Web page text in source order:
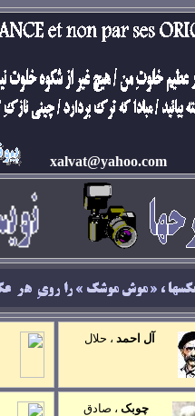
xalvat@yahoo.com
آل احمد ، حلال
چوبک ، صادق